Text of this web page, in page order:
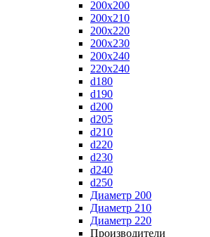
200x200
200x210
200x220
200x230
200x240
220x240
d180
d190
d200
d205
d210
d220
d230
d240
d250
Диаметр 200
Диаметр 210
Диаметр 220
Производители